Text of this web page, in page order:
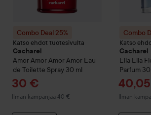
Combo Deal 25%
Katso ehdot tuotesivulta
Cacharel
Amor Amor Amor Amor Eau
de Toilette Spray 30 ml
Tarjoushinta
30 €
Ilman kampanjaa 40 €
Combo
Katso
Cacharel
Ella Ella
Parfum
Ilman